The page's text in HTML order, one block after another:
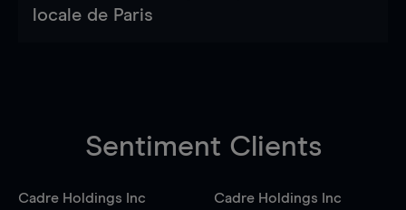
locale de Paris
Sentiment Clients
Cadre Holdings Inc
Cadre Holdings Inc